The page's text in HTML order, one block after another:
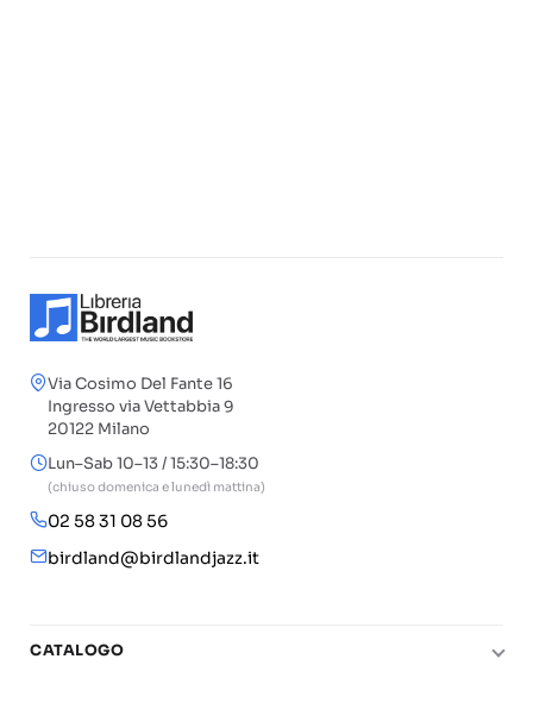
Via Cosimo Del Fante 16
Ingresso via Vettabbia 9
20122 Milano
Lun–Sab 10–13 / 15:30–18:30
(chiuso domenica e lunedì mattina)
02 58 31 08 56
birdland@birdlandjazz.it
CATALOGO